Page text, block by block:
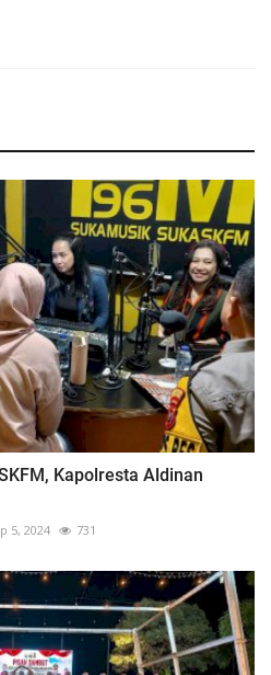
Kapolresta Aldinan
5, 2024 731